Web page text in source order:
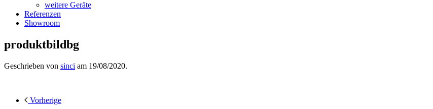
weitere Geräte
Referenzen
Showroom
produktbildbg
Geschrieben von sinci am 19/08/2020.
Vorherige